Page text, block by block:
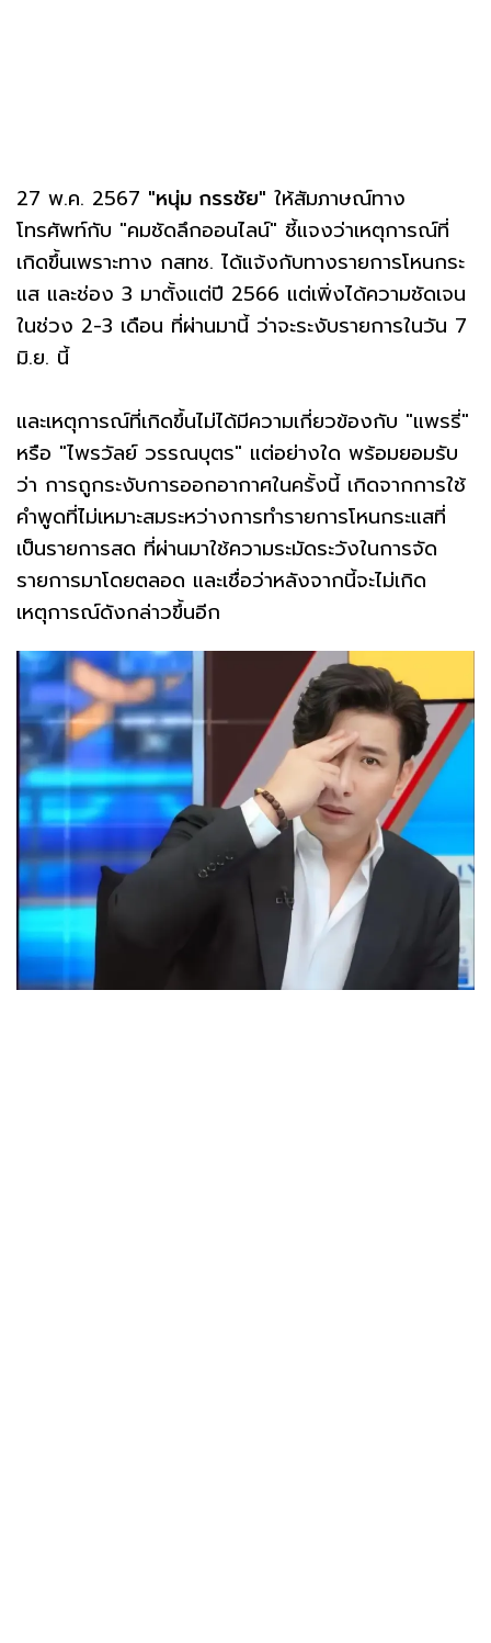
27 พ.ค. 2567 "หนุ่ม กรรชัย" ให้สัมภาษณ์ทาง
โทรศัพท์กับ "คมชัดลึกออนไลน์" ชี้แจงว่าเหตุการณ์ที่
เกิดขึ้นเพราะทาง กสทช. ได้แจ้งกับทางรายการโหนกระ
แส และช่อง 3 มาตั้งแต่ปี 2566 แต่เพิ่งได้ความชัดเจน
ในช่วง 2-3 เดือน ที่ผ่านมานี้ ว่าจะระงับรายการในวัน 7
มิ.ย. นี้
และเหตุการณ์ที่เกิดขึ้นไม่ได้มีความเกี่ยวข้องกับ "แพรรี่"
หรือ "ไพรวัลย์ วรรณบุตร" แต่อย่างใด พร้อมยอมรับ
ว่า การถูกระงับการออกอากาศในครั้งนี้ เกิดจากการใช้
คำพูดที่ไม่เหมาะสมระหว่างการทำรายการโหนกระแสที่
เป็นรายการสด ที่ผ่านมาใช้ความระมัดระวังในการจัด
รายการมาโดยตลอด และเชื่อว่าหลังจากนี้จะไม่เกิด
เหตุการณ์ดังกล่าวขึ้นอีก